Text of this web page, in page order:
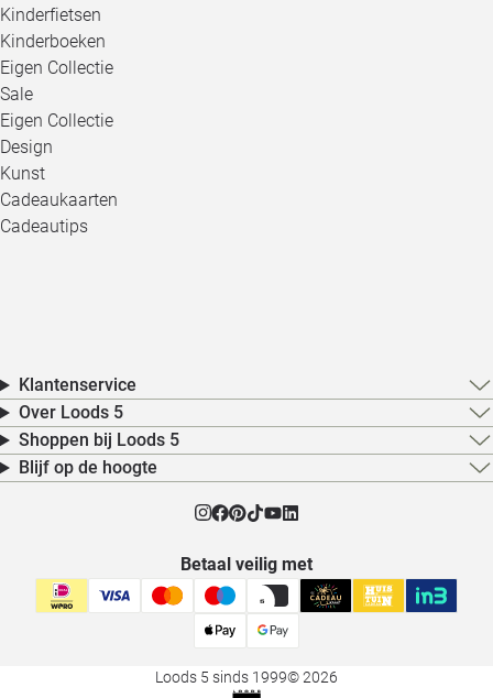
Kinderfietsen
Kinderboeken
Eigen Collectie
Sale
Eigen Collectie
Design
Kunst
Cadeaukaarten
Cadeautips
Klantenservice
Over Loods 5
Shoppen bij Loods 5
Blijf op de hoogte
Betaal veilig met
Loods 5 sinds 1999© 2026